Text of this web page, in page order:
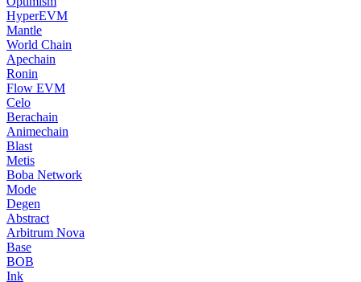
HyperEVM
Mantle
World Chain
Apechain
Ronin
Flow EVM
Celo
Berachain
Animechain
Blast
Metis
Boba Network
Mode
Degen
Abstract
Arbitrum Nova
Base
BOB
Ink